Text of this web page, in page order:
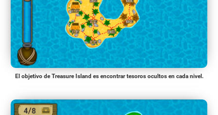
El objetivo de Treasure Island es encontrar tesoros ocultos en cada nivel.